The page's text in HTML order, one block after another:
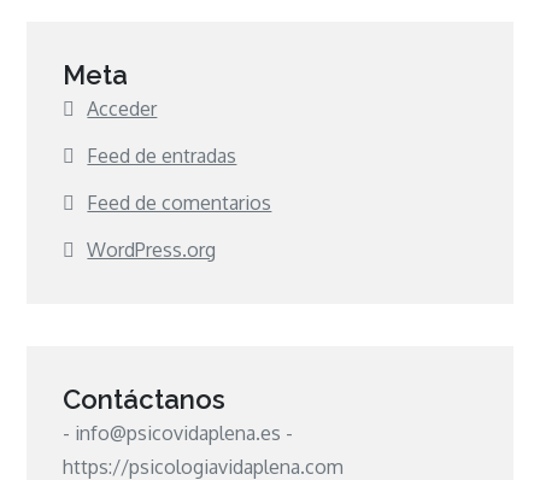
Meta
Acceder
Feed de entradas
Feed de comentarios
WordPress.org
Contáctanos
- info@psicovidaplena.es -
https://psicologiavidaplena.com